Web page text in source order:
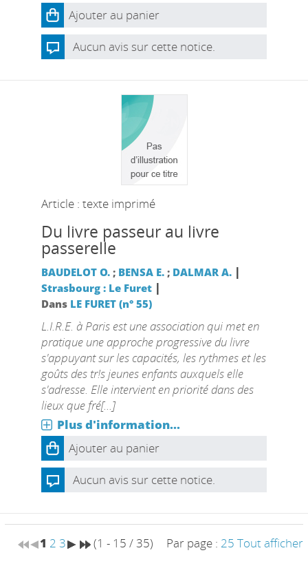
Ajouter au panier
Aucun avis sur cette notice.
Article : texte imprimé
Du livre passeur au livre
passerelle
BAUDELOT O.; BENSA E.; DALMAR A. |
Strasbourg : Le Furet|
Dans LE FURET (n° 55)
L.I.R.E. à Paris est une association qui met en
pratique une approche progressive du livre
s'appuyant sur les capacités, les rythmes et les
goûts des tr!s jeunes enfants auxquels elle
s'adresse. Elle intervient en priorité dans des
lieux que fré[...]
Plus d'information...
Ajouter au panier
Aucun avis sur cette notice.
1 2 3 (1 - 15 / 35) Par page : 25 Tout afficher